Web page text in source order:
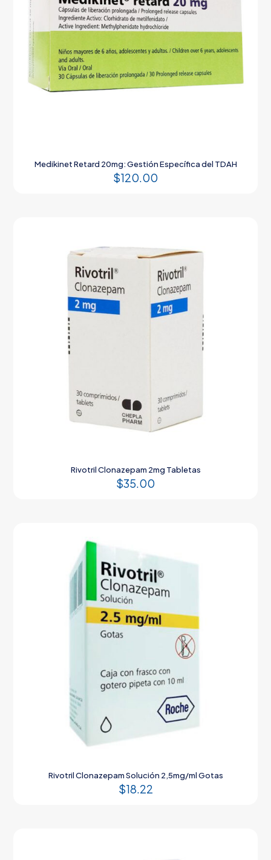
Medikinet Retard 20mg: Gestión Específica del TDAH
$120.00
Rivotril Clonazepam 2mg Tabletas
$35.00
Rivotril Clonazepam Solución 2,5mg/ml Gotas
$18.22